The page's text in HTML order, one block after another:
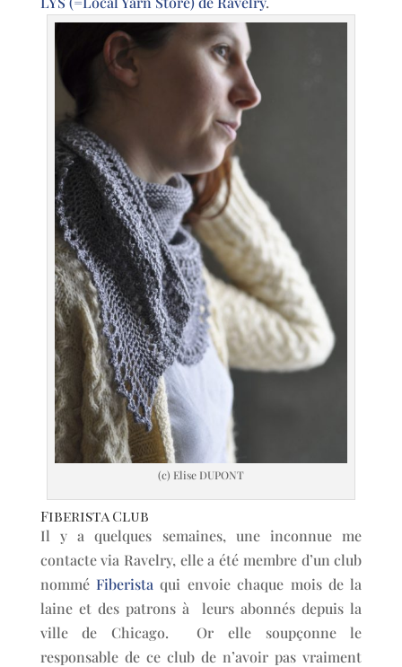
(c) Elise DUPONT
Fiberista Club
Il y a quelques semaines, une inconnue me
contacte via Ravelry, elle a été membre d’un club
nomméFiberista qui envoie chaque mois de la
laine et des patrons à leurs abonnés depuis la
ville de Chicago. Or elle soupçonne le
responsable de ce club de n’avoir pas vraiment